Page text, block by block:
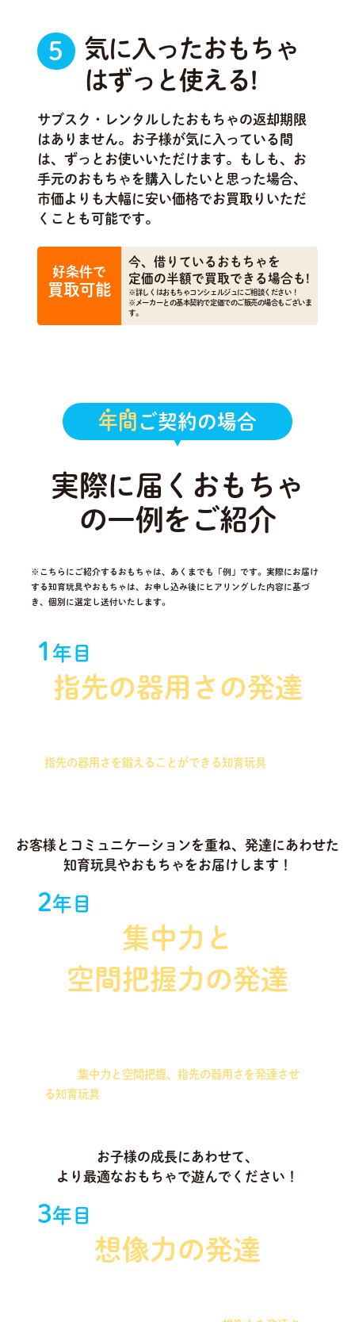
5
気に入ったおもちゃ
はずっと使える!
サブスク・レンタルしたおもちゃの返却期限
はありません。お子様が気に入っている間
は、ずっとお使いいただけます。もしも、お
手元のおもちゃを購入したいと思った場合、
市価よりも大幅に安い価格でお買取りいただ
くことも可能です。
好条件で
買取可能
今、借りているおもちゃを
定価の半額で買取できる場合も!
※詳しくはおもちゃコンシェルジュにご相談ください！
※メーカーとの基本契約で定価でのご販売の場合もございま
す。
年間 ご契約の場合
実際に届くおもちゃ
の一例をご紹介
※こちらにご紹介するおもちゃは、あくまでも「例」です。実際にお届け
する知育玩具やおもちゃは、
お申し込み後にヒアリングした内容に基づ
き、個別に選定し送付いたします。
1 年目
指先の器用さの発達
指先の器用さを鍛えることができる知育玩具
お客様とコミュニケーションを重ね、発達にあわせた
知育玩具やおもちゃをお届けします！
2年目
集中力と
空間把握力の発達
集中力と空間把握、指先の器用さを発達させ
る知育玩具
お子様の成長にあわせて、
より最適なおもちゃで遊んでください！
3年目
想像力の発達